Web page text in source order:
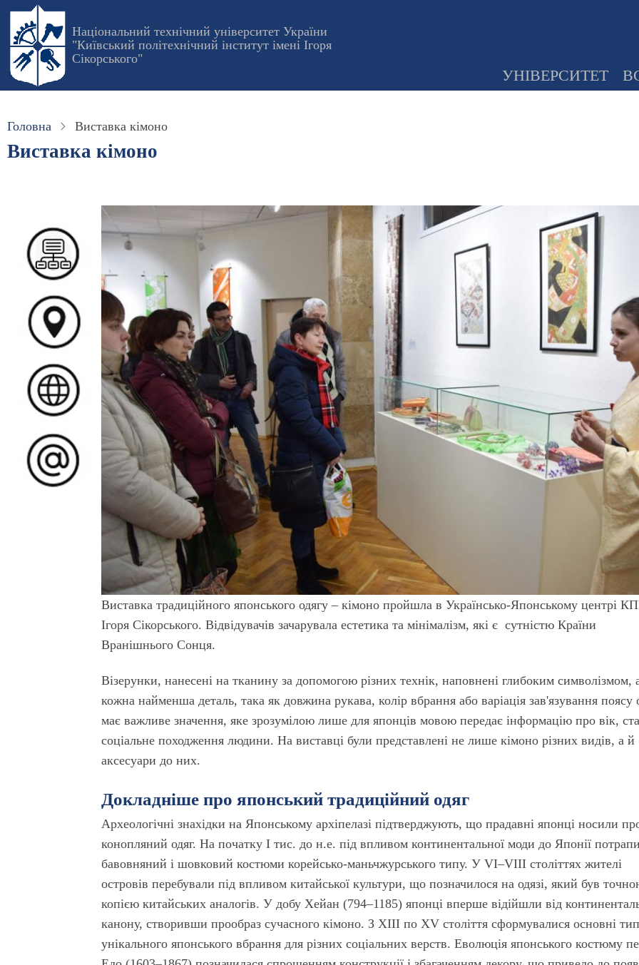
Перейти
основного
вмісту
Національний технічний університет України
"Київський політехнічний інститут імені Ігоря
Сікорського"
УНІВЕРСИТЕТ
Головна Виставка кімоно
Виставка кімоно
Виставка традиційного японського одягу – кімоно пройшла в Українсько-Японському центрі
Ігоря Сікорського. Відвідувачів зачарувала естетика та мінімалізм, які є сутністю Країни
Вранішнього Сонця.
Візерунки, нанесені на тканину за допомогою різних технік, наповнені глибоким символізмом,
кожна найменша деталь, така як довжина рукава, колір вбрання або варіація зав'язування поясу
має важливе значення, яке зрозумілою лише для японців мовою передає інформацію про вік,
соціальне походження людини. На виставці були представлені не лише кімоно різних видів, а й
аксесуари до них.
Докладніше про японський традиційний одяг
Археологічні знахідки на Японському архіпелазі підтверджують, що прадавні японці носили
конопляний одяг. На початку І тис. до н.е. під впливом континентальної моди до Японії
бавовняний і шовковий костюми корейсько-маньчжурського типу. У VI–VIII століттях жителі
островів перебували під впливом китайської культури, що позначилося на одязі, який був
копією китайських аналогів. У добу Хейан (794–1185) японці вперше відійшли від
канону, створивши прообраз сучасного кімоно. З XIII по XV століття сформувалися основні
унікального японського вбрання для різних соціальних верств. Еволюція японського костюму